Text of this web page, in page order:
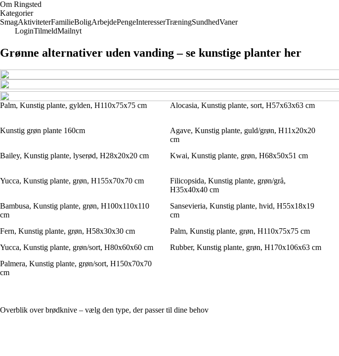
Om Ringsted
Kategorier
SmagAktiviteterFamilieBoligArbejdePengeInteresserTræningSundhedVaner
LoginTilmeldMailnyt
Grønne alternativer uden vanding – se kunstige planter her
Palm, Kunstig plante, gylden, H110x75x75 cm Alocasia, Kunstig plante, sort, H57x63x63 cm
Kunstig grøn plante 160cm
Agave, Kunstig plante, guld/grøn, H11x20x20
cm
Bailey, Kunstig plante, lyserød, H28x20x20 cm Kwai, Kunstig plante, grøn, H68x50x51 cm
Yucca, Kunstig plante, grøn, H155x70x70 cm
Filicopsida, Kunstig plante, grøn/grå,
H35x40x40 cm
Bambusa, Kunstig plante, grøn, H100x110x110
cm
Sansevieria, Kunstig plante, hvid, H55x18x19
cm
Fern, Kunstig plante, grøn, H58x30x30 cm Palm, Kunstig plante, grøn, H110x75x75 cm
Yucca, Kunstig plante, grøn/sort, H80x60x60 cm
Rubber, Kunstig plante, grøn, H170x106x63 cm
Palmera, Kunstig plante, grøn/sort, H150x70x70
cm
Overblik over brødknive – vælg den type, der passer til dine behov